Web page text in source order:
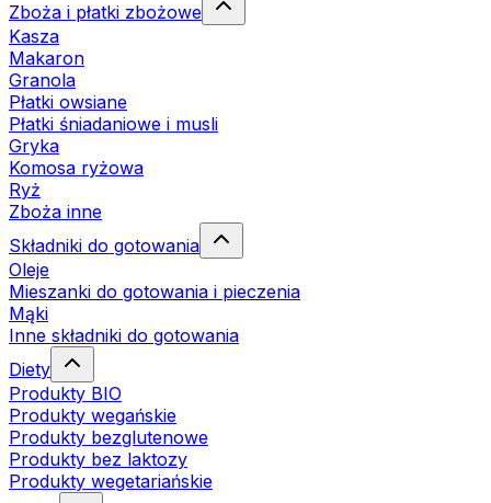
Zboża i płatki zbożowe
Kasza
Makaron
Granola
Płatki owsiane
Płatki śniadaniowe i musli
Gryka
Komosa ryżowa
Ryż
Zboża inne
Składniki do gotowania
Oleje
Mieszanki do gotowania i pieczenia
Mąki
Inne składniki do gotowania
Diety
Produkty BIO
Produkty wegańskie
Produkty bezglutenowe
Produkty bez laktozy
Produkty wegetariańskie